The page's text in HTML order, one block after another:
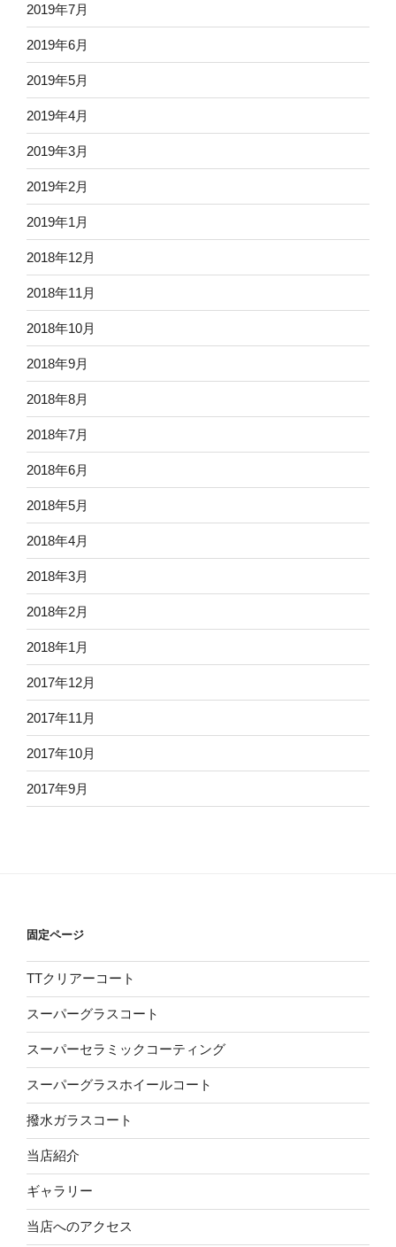
2019年7月
2019年6月
2019年5月
2019年4月
2019年3月
2019年2月
2019年1月
2018年12月
2018年11月
2018年10月
2018年9月
2018年8月
2018年7月
2018年6月
2018年5月
2018年4月
2018年3月
2018年2月
2018年1月
2017年12月
2017年11月
2017年10月
2017年9月
固定ページ
TTクリアーコート
スーパーグラスコート
スーパーセラミックコーティング
スーパーグラスホイールコート
撥水ガラスコート
当店紹介
ギャラリー
当店へのアクセス